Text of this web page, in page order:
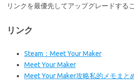
リンクを最優先してアップグレードする
リンク
Steam：Meet Your Maker
Meet Your Maker
Meet Your Maker攻略私的メモまと